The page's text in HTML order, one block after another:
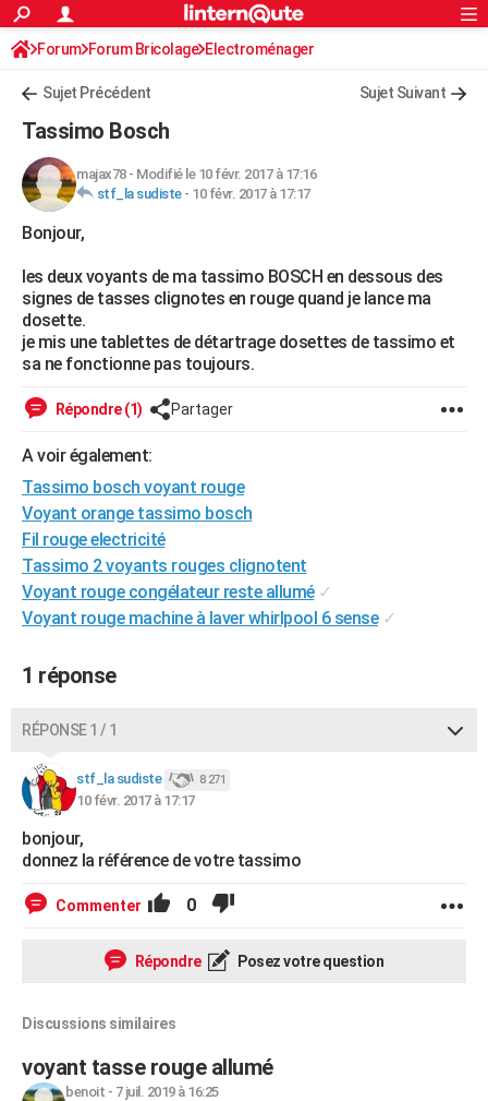
ACTUALITÉS
Politique
Société
Faits Divers
Education
Monde
Villes
+
FINANCE
Retraite
Impôts
Epargne
Immobilier
Risques naturels par ville
Banque
Assurance
Crédit
AUTO
Essais
Réserver un essai
Citadines
Berlines
SUV
Forum auto
+HIGH-TECH
Mobiles
Meilleur smartphone
Internet
Ordinateurs
Jeux vidéo
Guide high-tech
+BRICOLAGE
Forum
Aménagement intérieur
Extérieur
Cuisine
Salle de bains
Jardinage
Rangement
WEEK-END
Art de vivre
Bien-être
Loisirs
Mode
Modes de vie
Alimentation
Guide de la santé
Maladies
Médicaments
Sommeil
Destinations
City break
Voyage nature
Voyage de noces
Forum
Climat
+PHOTO
GUIDES D'ACHAT
BONS PLANS
Carte de Noël
Carte Bonne année
Carte Saint-Valentin
Carte Pâques
Carte d'anniversaire
DICTIONNAIRE
Dictionnaire
Biographies
Citations
Expressions
Proverbes
PROGRAMME TV
COPAINS D'AVANT
S'inscrire
Se connecter
Lycées
Collèges
Primaires
Universités
Entreprises
Service militaire
Avis de recherche
FORUM
Bricolage
Lifestyle
Culture
Sport
Auto
Television
Voyage
Cinema
S'inscrire
Connexion
Forum Forum Bricolage Electroménager
Sujet Précédent Sujet Suivant
Tassimo Bosch
majax78- Modifié le 10 févr. 2017 à 17:16
stf_la sudiste- 10 févr. 2017 à 17:17
Bonjour,
les deux voyants de ma tassimo BOSCH en dessous des
signes de tasses clignotes en rouge quand je lance ma
dosette.
je mis une tablettes de détartrage dosettes de tassimo et
sa ne fonctionne pas toujours.
Répondre (1) Partager
A voir également:
Tassimo bosch voyant rouge
Voyant orange tassimo bosch
Fil rouge electricité
Tassimo 2 voyants rouges clignotent
Voyant rouge congélateur reste allumé ✓
Voyant rouge machine à laver whirlpool 6 sense ✓
1 réponse
RÉPONSE 1 / 1
stf_la sudiste 8 271
10 févr. 2017 à 17:17
bonjour,
donnez la référence de votre tassimo
Commenter 0
Répondre Posez votre question
Discussions similaires
voyant tasse rouge allumé
benoit - 7 juil. 2019 à 16:25